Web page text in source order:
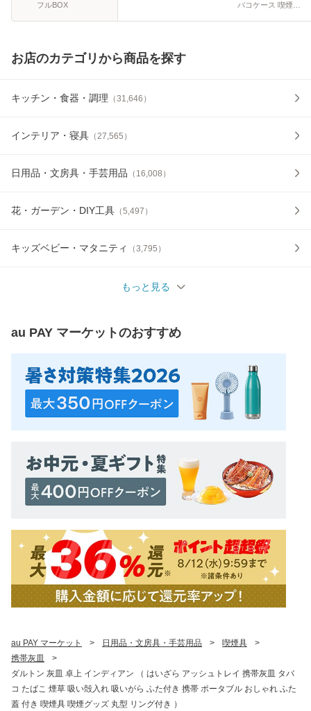
フルBOX
バコケース 喫煙具
ーケット店
お店のカテゴリから商品を探す
キッチン・食器・調理 （31,646 ）
インテリア・寝具 （ 27,565 ）
日用品・文房具・手芸用品 （ 16,008 ）
花・ガーデン・DIY工具 （5,497 ）
キッズベビー・マタニティ （3,795 ）
もっと見る
au PAY マーケットのおすすめ
au PAY マーケット > 日用品・文房具・手芸用品 > 喫煙具
>
携帯灰皿
>
ダルトン 灰皿 卓上 インディアン （ はいざら アッシュトレイ 携帯灰皿 タバ
コ たばこ 煙草 吸い殻入れ 吸いがら ふた付き 携帯 ポータブル おしゃれ ふた
蓋 付き 喫煙具 喫煙グッズ 丸型 リング付き ）